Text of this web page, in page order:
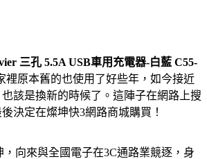
三孔 5.5A USB車用充電器-白藍 C55-
裡原本舊的也使用了好些年，如今接近
該是換新的時候了。這陣子在網路上搜
決定在燦坤快3網路商城購買！
，向來與全國電子在3C通路業競逐，身